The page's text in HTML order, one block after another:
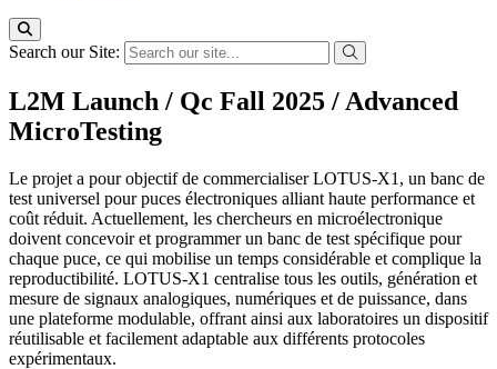
Search our Site:
L2M Launch / Qc Fall 2025 / Advanced
MicroTesting
Le projet a pour objectif de commercialiser LOTUS-X1, un banc de
test universel pour puces électroniques alliant haute performance et
coût réduit. Actuellement, les chercheurs en microélectronique
doivent concevoir et programmer un banc de test spécifique pour
chaque puce, ce qui mobilise un temps considérable et complique la
reproductibilité. LOTUS-X1 centralise tous les outils, génération et
mesure de signaux analogiques, numériques et de puissance, dans
une plateforme modulable, offrant ainsi aux laboratoires un dispositif
réutilisable et facilement adaptable aux différents protocoles
expérimentaux.